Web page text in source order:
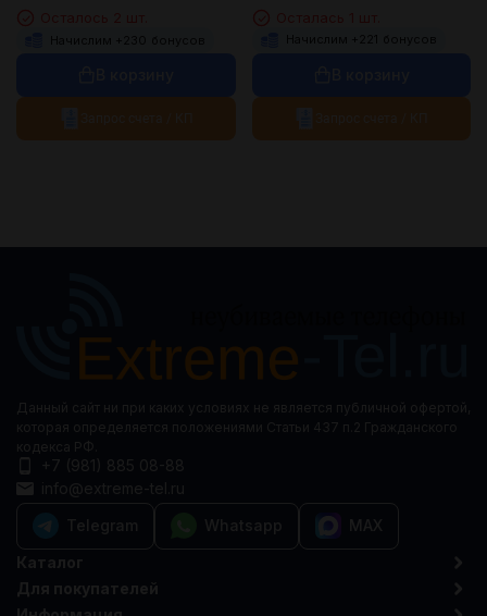
Начислим + бонусов Начислим + 221 бонусов